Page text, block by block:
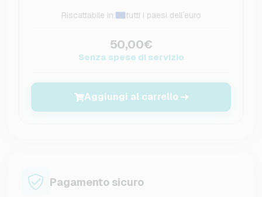
Riscattabile in: tutti i paesi dell´euro
50,00€
Senza spese di servizio
Aggiungi al carrello
Pagamento sicuro